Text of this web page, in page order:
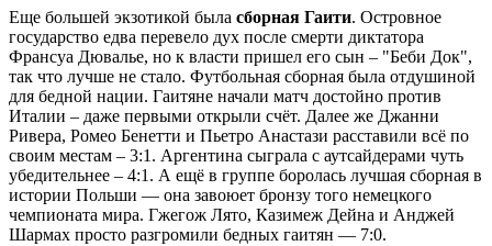
Еще большей экзотикой была сборная Гаити. Островное
государство едва перевело дух после смерти диктатора
Франсуа Дювалье, но к власти пришел его сын – "Беби Док",
так что лучше не стало. Футбольная сборная была отдушиной
для бедной нации. Гаитяне начали матч достойно против
Италии – даже первыми открыли счёт. Далее же Джанни
Ривера, Ромео Бенетти и Пьетро Анастази расставили всё по
своим местам – 3:1. Аргентина сыграла с аутсайдерами чуть
убедительнее – 4:1. А ещё в группе боролась лучшая сборная в
истории Польши — она завоюет бронзу того немецкого
чемпионата мира. Гжегож Лято, Казимеж Дейна и Анджей
Шармах просто разгромили бедных гаитян — 7:0.